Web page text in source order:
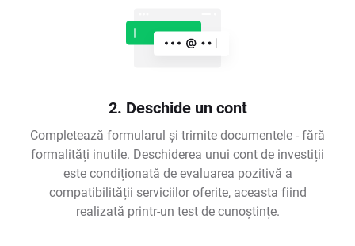
2. Deschide un cont
Completează formularul și trimite documentele - fără
formalități inutile. Deschiderea unui cont de investiții
este condiționată de evaluarea pozitivă a
compatibilității serviciilor oferite, aceasta fiind
realizată printr-un test de cunoștințe.